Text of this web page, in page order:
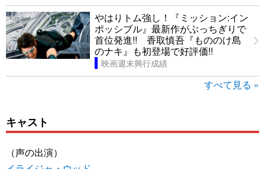
やはりトム強し！『ミッション:イン
ポッシブル』最新作がぶっちぎりで
首位発進!! 香取慎吾『もののけ島
のナキ』も初登場で好評価!!
映画週末興行成績
すべて見る »
キャスト
（声の出演）